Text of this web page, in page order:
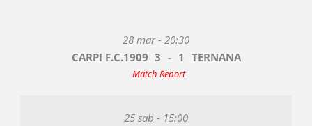
28 mar - 20:30
CARPI F.C.1909 3 - 1 TERNANA
Match Report
25 sab - 15:00